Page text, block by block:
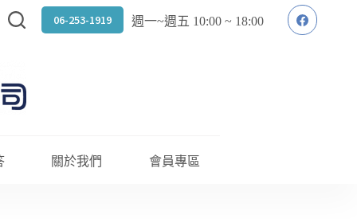
06-253-1919 週一~週五 10:00 ~ 18:00
關於我們 會員專區